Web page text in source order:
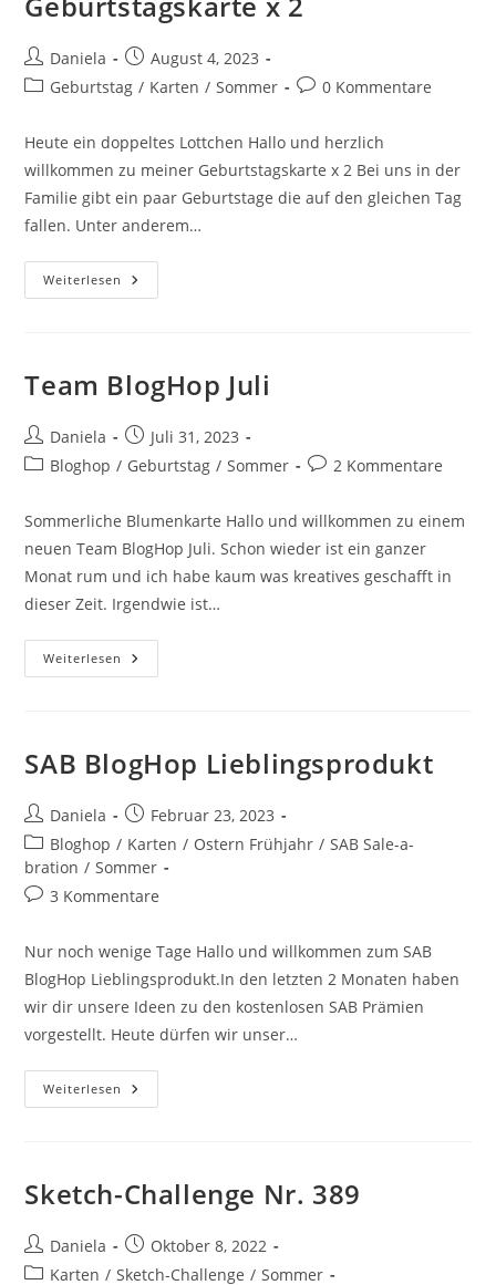
Daniela
August 4, 2023
Geburtstag / Karten / Sommer 0 Kommentare
Heute ein doppeltes Lottchen Hallo und herzlich
willkommen zu meiner Geburtstagskarte x 2 Bei uns in der
Familie gibt ein paar Geburtstage die auf den gleichen Tag
fallen. Unter anderem…
Weiterlesen
Team BlogHop Juli
Daniela
Juli 31, 2023
Bloghop / Geburtstag / Sommer 2 Kommentare
Sommerliche Blumenkarte Hallo und willkommen zu einem
neuen Team BlogHop Juli. Schon wieder ist ein ganzer
Monat rum und ich habe kaum was kreatives geschafft in
dieser Zeit. Irgendwie ist…
Weiterlesen
SAB BlogHop Lieblingsprodukt
Daniela
Februar 23, 2023
Bloghop / Karten / Ostern Frühjahr / SAB Sale-a-
bration / Sommer
3 Kommentare
Nur noch wenige Tage Hallo und willkommen zum SAB
BlogHop Lieblingsprodukt.In den letzten 2 Monaten haben
wir dir unsere Ideen zu den kostenlosen SAB Prämien
vorgestellt. Heute dürfen wir unser…
Weiterlesen
Sketch-Challenge Nr. 389
Daniela
Oktober 8, 2022
Karten / Sketch-Challenge / Sommer